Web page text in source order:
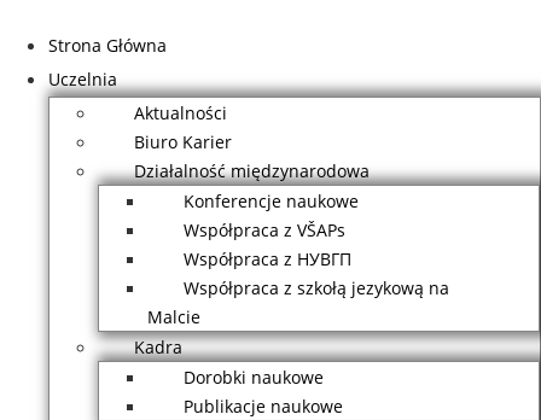
treści
Strona Główna
Uczelnia
Aktualności
Biuro Karier
Działalność międzynarodowa
Konferencje naukowe
Współpraca z VŠAPs
Współpraca z НУВГП
Współpraca z szkołą jezykową na
Malcie
Kadra
Dorobki naukowe
Publikacje naukowe